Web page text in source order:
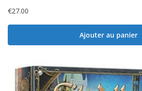
€27.00
Ajouter au panier